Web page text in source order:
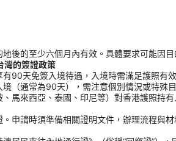
後的至少六個月內有效。具體要求可能因目
灣的簽證政策
90天免簽入境待遇，入境時需滿足護照有
（通常為90天），需注意個別情況或特殊
馬來西亞、泰國、印尼等）對香港護照持
申請時須準備相關證明文件，辦理流程與